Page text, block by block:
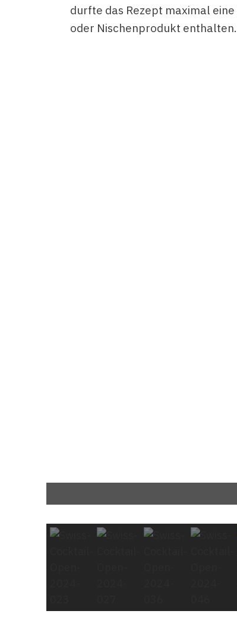
durfte das Rezept maximal
oder Nischenprodukt enthalten.